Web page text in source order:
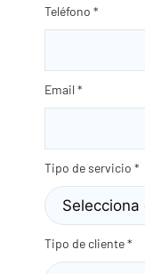
Teléfono *
Email *
Tipo de servicio *
Tipo de cliente*